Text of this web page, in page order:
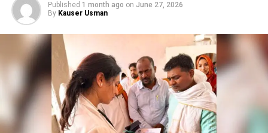
Published 1 month ago on June 27, 2026
By Kauser Usman